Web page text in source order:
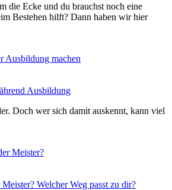
die Ecke und du brauchst noch eine
Bestehen hilft? Dann haben wir hier
Ausbildung
Doch wer sich damit auskennt, kann viel
Welcher Weg passt zu dir?